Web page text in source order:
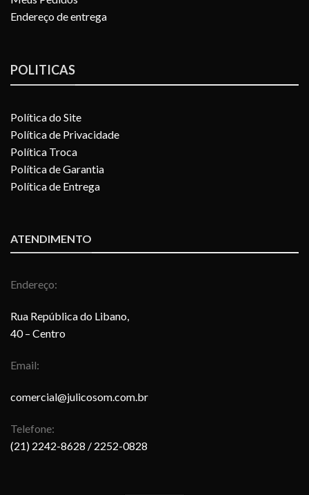
Endereço de entrega
POLITICAS
Política do Site
Política de Privacidade
Política Troca
Política de Garantia
Política de Entrega
ATENDIMENTO
Endereço:
Rua República do Libano,
40 – Centro
Email:
comercial@julicosom.com.br
Telefone:
(21) 2242-8628 / 2252-0828